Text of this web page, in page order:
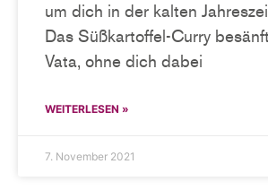
um dich in der kalten
Das Süßkartoffel-Curry
Vata, ohne dich dabei
WEITERLESEN »
7. November 2021